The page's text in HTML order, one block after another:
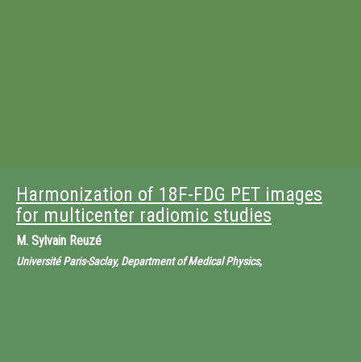
Harmonization of 18F-FDG PET images
for multicenter radiomic studies
M. Sylvain Reuzé
Université Paris-Saclay, Department of Medical Physics,